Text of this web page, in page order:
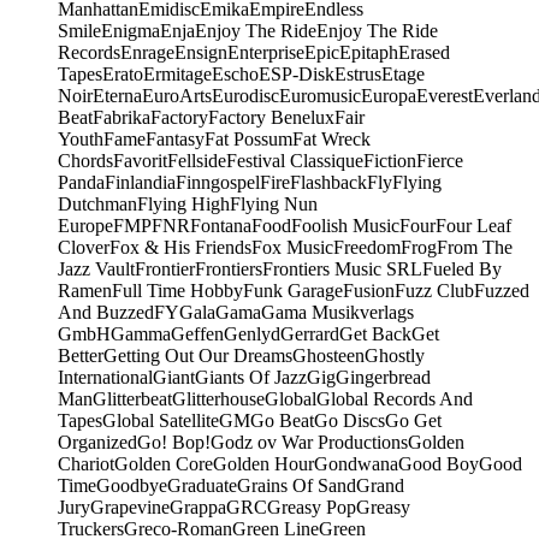
ManhattanEmidiscEmikaEmpireEndless
SmileEnigmaEnjaEnjoy The RideEnjoy The Ride
RecordsEnrageEnsignEnterpriseEpicEpitaphErased
TapesEratoErmitageEschoESP-DiskEstrusEtage
NoirEternaEuroArtsEurodiscEuromusicEuropaEverest
BeatFabrikaFactoryFactory BeneluxFair
YouthFameFantasyFat PossumFat Wreck
ChordsFavoritFellsideFestival ClassiqueFictionFierce
PandaFinlandiaFinngospelFireFlashbackFlyFlying
DutchmanFlying HighFlying Nun
EuropeFMPFNRFontanaFoodFoolish MusicFourFour Leaf
CloverFox & His FriendsFox MusicFreedomFrogFrom The
Jazz VaultFrontierFrontiersFrontiers Music SRLFueled By
RamenFull Time HobbyFunk GarageFusionFuzz ClubFuzzed
And BuzzedFYGalaGamaGama Musikverlags
GmbHGammaGeffenGenlydGerrardGet BackGet
BetterGetting Out Our DreamsGhosteenGhostly
InternationalGiantGiants Of JazzGigGingerbread
ManGlitterbeatGlitterhouseGlobalGlobal Records And
TapesGlobal SatelliteGMGo BeatGo DiscsGo Get
OrganizedGo! Bop!Godz ov War ProductionsGolden
ChariotGolden CoreGolden HourGondwanaGood BoyGood
TimeGoodbyeGraduateGrains Of SandGrand
JuryGrapevineGrappaGRCGreasy PopGreasy
TruckersGreco-RomanGreen LineGreen